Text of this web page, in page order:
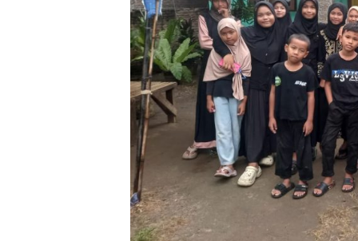
Cek Fakta
Cek Fakta:
Mengungkap Fakta
di Balik Produksi
Mewah: Benarkah
Barang Brand
Ternama Dibuat di
China?
Cek Fakta
Cek Fakta:
di Balik
Mewah:
Barang Brand
Ternama
China?